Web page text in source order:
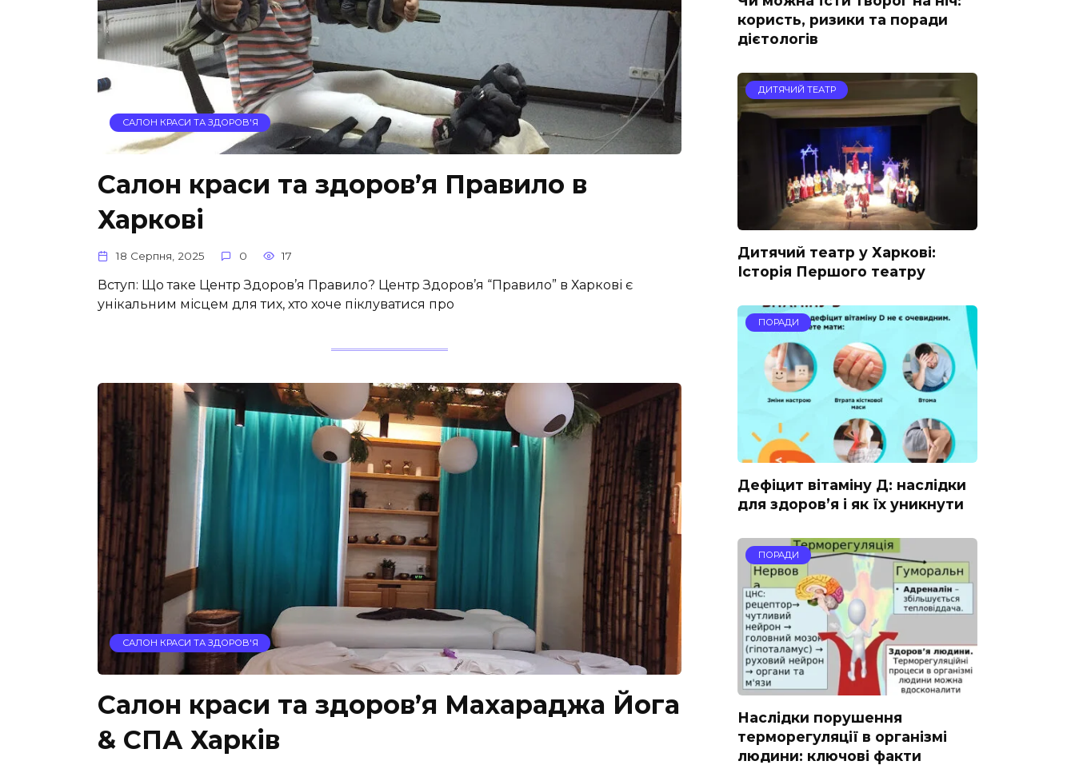
САЛОН КРАСИ ТА ЗДОРОВ'Я
Салон краси та здоров’я Правило в
Харкові
18 Серпня, 2025 0 17
Вступ: Що таке Центр Здоров’я Правило? Центр Здоров’я “Правило” в Харкові є
унікальним місцем для тих, хто хоче піклуватися про
САЛОН КРАСИ ТА ЗДОРОВ'Я
Салон краси та здоров’я Махараджа Йога
& СПА Харків
користь, ризики та поради
дієтологів
ДИТЯЧИЙ ТЕАТР
Дитячий театр у Харкові:
Історія Першого театру
ПОРАДИ
Дефіцит вітаміну Д: наслідки
для здоров’я і як їх уникнути
ПОРАДИ
Наслідки порушення
терморегуляції в організмі
людини: ключові факти